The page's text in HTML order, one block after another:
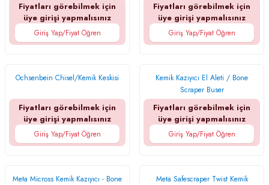
Fiyatları görebilmek için
üye girişi yapmalısınız
Giriş Yap/Fiyat Öğren
Fiyatları görebilmek için
üye girişi yapmalısınız
Giriş Yap/Fiyat Öğren
Ochsenbein Chisel/Kemik Keskisi
Fiyatları görebilmek için
üye girişi yapmalısınız
Giriş Yap/Fiyat Öğren
Kemik Kazıyıcı El Aleti / Bone
Scraper Buser
Fiyatları görebilmek için
üye girişi yapmalısınız
Giriş Yap/Fiyat Öğren
Meta Micross Kemik Kazıyıcı - Bone
Meta Safescraper Twist Kemik